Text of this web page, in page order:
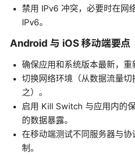
禁用 IPv6 冲突，必要时在网
IPv6。
Android 与 iOS 移动端要点
确保应用和系统版本最新，重
切换网络环境（从数据流量
之）。
启用 Kill Switch 与应用内的
的数据暴露。
在移动端测试不同服务器与
制。